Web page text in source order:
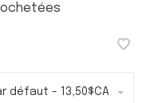
défaut - 13,50$CA